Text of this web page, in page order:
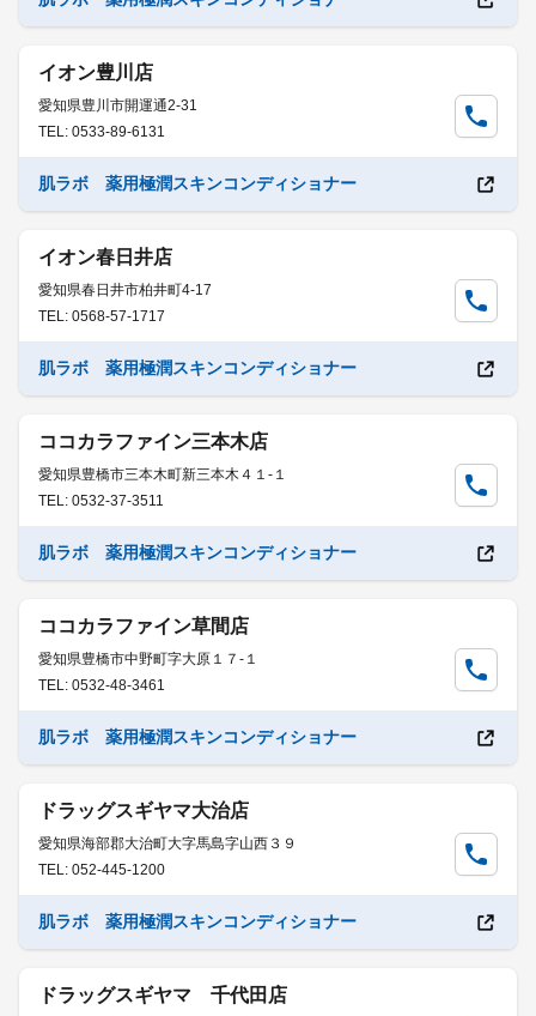
イオン豊川店
愛知県豊川市開運通2-31
TEL: 0533-89-6131
肌ラボ 薬用極潤スキンコンディショナー
イオン春日井店
愛知県春日井市柏井町4-17
TEL: 0568-57-1717
肌ラボ 薬用極潤スキンコンディショナー
ココカラファイン三本木店
愛知県豊橋市三本木町新三本木４１-１
TEL: 0532-37-3511
肌ラボ 薬用極潤スキンコンディショナー
ココカラファイン草間店
愛知県豊橋市中野町字大原１７-１
TEL: 0532-48-3461
肌ラボ 薬用極潤スキンコンディショナー
ドラッグスギヤマ大治店
愛知県海部郡大治町大字馬島字山西３９
TEL: 052-445-1200
肌ラボ 薬用極潤スキンコンディショナー
ドラッグスギヤマ 千代田店